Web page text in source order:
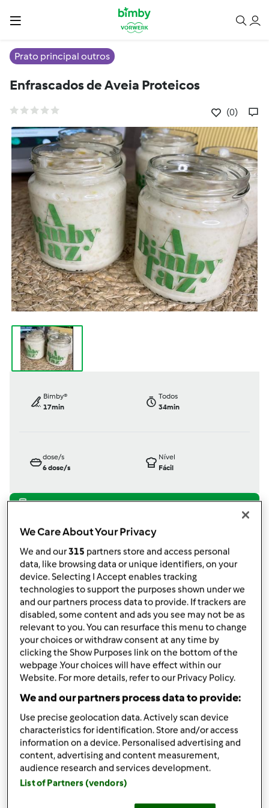
Prato principal outros
Enfrascados de Aveia Proteicos
(0)
Bimby®
17min
Todos
34min
dose/s
6dose/s
Nível
Fácil
por Sara Morgado Agente Bimby
published: 22.03.2023
alterado: 22.03.2023
Adicionar às minhas coleções
Partilhar receita
Criar uma variante
Ingredientes
Enfrascados de Aveia Proteicos
200gFruta variada, (maçã, pêra, banana, etc)
750gLeite/Bebida Vegetal
120gflocos de aveia
We Care About Your Privacy
We and our315 partners store and access personal
data, like browsing data or unique identifiers, on your
device. Selecting I Accept enables tracking
technologies to support the purposes shown under we
and our partners process data to provide. If trackers are
disabled, some content and ads you see may not be as
relevant to you. You can resurface this menu to change
your choices or withdraw consent at any time by
clicking the Show Purposes link on the bottom of the
webpage .Your choices will have effect within our
Website. For more details, refer to our Privacy Policy.
We and our partners process data to provide:
Use precise geolocation data. Actively scan device
characteristics for identification. Store and/or access
information on a device. Personalised advertising and
content, advertising and content measurement,
audience research and services development.
List of Partners (vendors)